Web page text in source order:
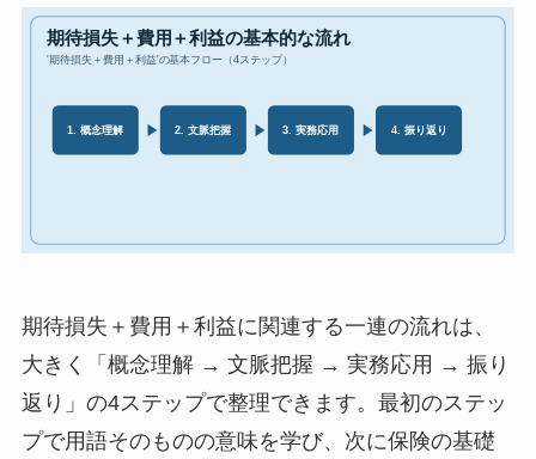
期待損失＋費用＋利益に関連する一連の流れは、
大きく「概念理解 → 文脈把握 → 実務応用 → 振り
返り」の4ステップで整理できます。最初のステッ
プで用語そのものの意味を学び、次に保険の基礎